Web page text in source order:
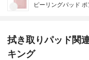
ピーリングパッド ポ
拭き取りパッド関
キング